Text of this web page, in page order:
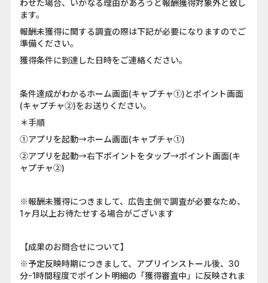
わせた場合、いかなる理由があろうと報酬獲得対象外と致し
ます。
報酬未獲得に関する調査の際は下記が必要になりますのでご
準備ください。
獲得条件に到達した日時をご連絡ください。
条件達成がわかるホーム画面(キャプチャ①)とポイント画面
(キャプチャ②)をお送りください。
＊手順
①アプリを起動→ホーム画面(キャプチャ①)
②アプリを起動→右下ポイントをタップ→ポイント画面(キ
ャプチャ②)
※報酬未獲得につきまして、広告主側で調査が必要なため、
1ヶ月以上お待たせする場合がございます
【成果のお問合せについて】
※予定反映時期につきまして、アプリインストール後、30
分-1時間程度でポイント明細の「獲得審査中」に反映されま